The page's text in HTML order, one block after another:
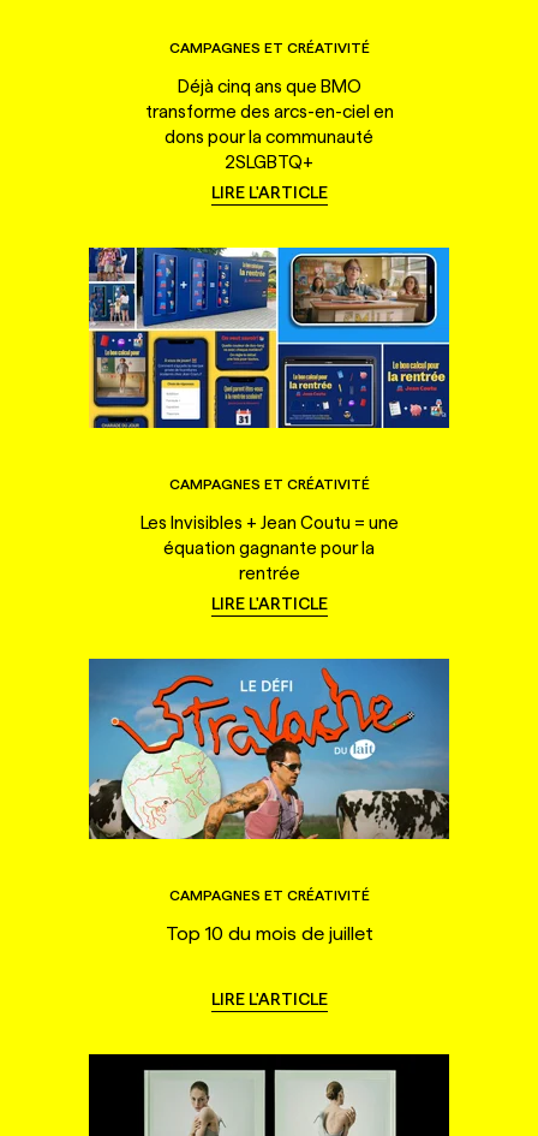
CAMPAGNES ET CRÉATIVITÉ
Déjà cinq ans que BMO
transforme des arcs-en-ciel en
dons pour la communauté
2SLGBTQ+
LIRE L'ARTICLE
CAMPAGNES ET CRÉATIVITÉ
Les Invisibles + Jean Coutu = une
équation gagnante pour la
rentrée
LIRE L'ARTICLE
CAMPAGNES ET CRÉATIVITÉ
Top 10 du mois de juillet
LIRE L'ARTICLE